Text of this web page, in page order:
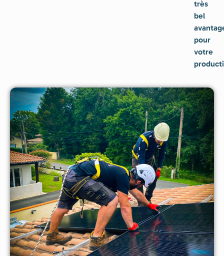
très
bel
pour
votre